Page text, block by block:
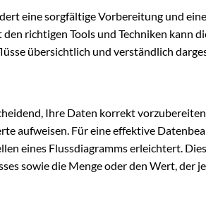
eine sorgfältige Vorbereitung und
richtigen Tools und Techniken kann
übersichtlich und verständlich
Ihre Daten korrekt
aufweisen. Für eine effektive
eines Flussdiagramms erleichtert.
sowie die Menge oder den Wert, der